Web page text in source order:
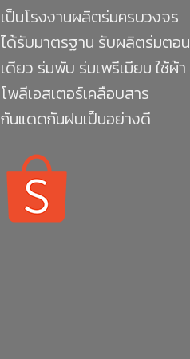
เป็นโรงงานผลิตร่มครบวงจร
ได้รับมาตรฐาน รับผลิตร่มตอน
เดียว ร่มพับ ร่มเพรีเมียม ใช้ผ้า
โพลีเอสเตอร์เคลือบสาร
กันแดดกันฝนเป็นอย่างดี